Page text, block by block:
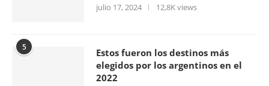
julio 17, 2024 12,8K views
5
Estos fueron los destinos más
elegidos por los argentinos en el
2022